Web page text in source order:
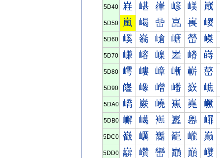
5D40 嵀 嵁 嵂 嵃 嵄 嵅
5D50 嵐 嵑 嵒 嵓 嵔 嵕
5D60 嵠 嵡 嵢 嵣 嵤 嵥
5D70 嵰 嵱 嵲 嵳 嵴 嵵
5D80 嶀 嶁 嶂 嶃 嶄 嶅
5D90 嶐 嶑 嶒 嶓 嶔 嶕
5DA0 嶠 嶡 嶢 嶣 嶤 嶥
5DB0 嶰 嶱 嶲 嶳 嶴 嶵
5DC0 巀 巁 巂 巃 巄 巅
5DD0 巐 巑 巒 巓 巔 巕